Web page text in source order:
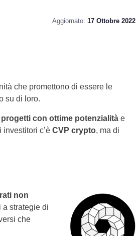
Aggiornato: 17 Ottobre 2022
che promettono di essere le
su di loro.
con ottime potenzialità e
c’è CVP crypto, ma di
non
a strategie di
che